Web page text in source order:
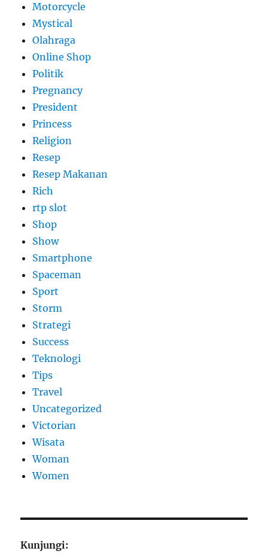
Motorcycle
Mystical
Olahraga
Online Shop
Politik
Pregnancy
President
Princess
Religion
Resep
Resep Makanan
Rich
rtp slot
Shop
Show
Smartphone
Spaceman
Sport
Storm
Strategi
Success
Teknologi
Tips
Travel
Uncategorized
Victorian
Wisata
Woman
Women
Kunjungi: